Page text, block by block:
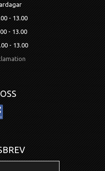
- 13.00
- 13.00
- 13.00